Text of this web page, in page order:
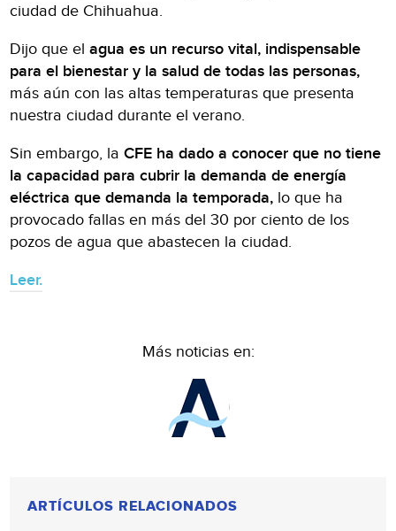
ciudad de Chihuahua.
Dijo que elagua es un recurso vital, indispensable
para el bienestar y la salud de todas las personas,
más aún con las altas temperaturas que presenta
nuestra ciudad durante el verano.
Sin embargo, la CFE ha dado a conocer que no tiene
la capacidad para cubrir la demanda de energía
eléctrica que demanda la temporada, lo que ha
provocado fallas en más del 30 por ciento de los
pozos de agua que abastecen la ciudad.
Leer.
Más noticias en:
ARTÍCULOS RELACIONADOS